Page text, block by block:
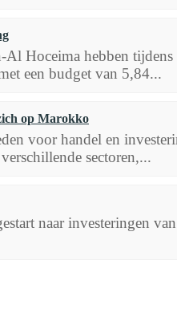
Hoceima hebben
een budget van 5,84...
op Marokko
voor handel en
sectoren,...
naar investeringen